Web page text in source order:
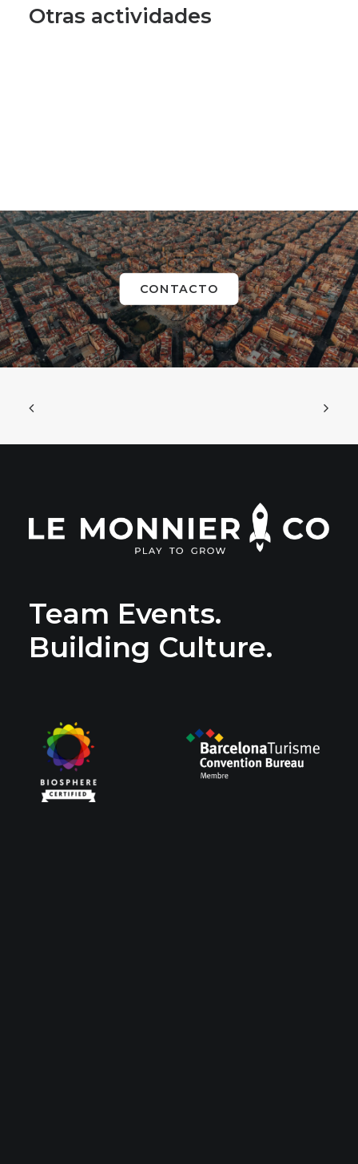
Otras actividades
The Hacker Game
CONTACTO
Team Events.
Building Culture.